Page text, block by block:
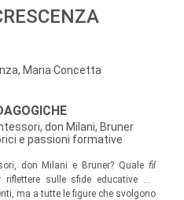
Maria Concetta
don Milani, Bruner
e passioni formative
don Milani e Bruner? Quale fil
sulle sfide educative del
ma a tutte le figure che svolgono